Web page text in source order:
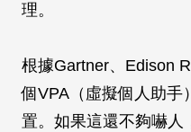
理。
根據Gartner、Edison
個VPA（虛擬個人助手
置。如果這還不夠嚇人